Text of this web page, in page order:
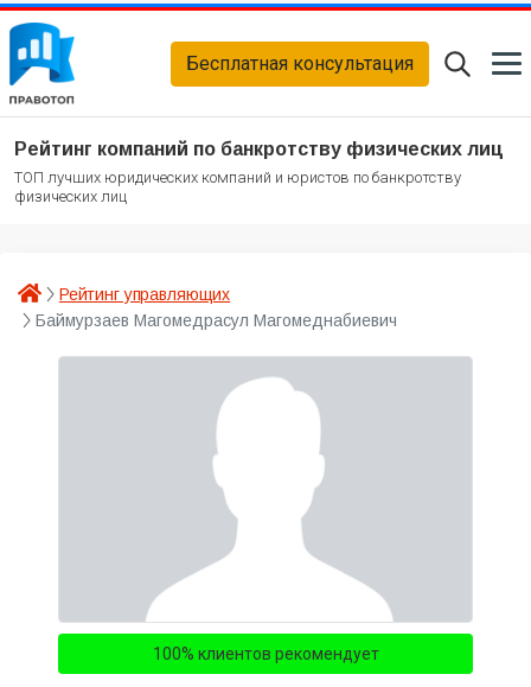
Бесплатная консультация
Рейтинг компаний по банкротству физических лиц
ТОП лучших юридических компаний и юристов по банкротству
физических лиц
Рейтинг управляющих
Баймурзаев Магомедрасул Магомеднабиевич
100% клиентов рекомендует